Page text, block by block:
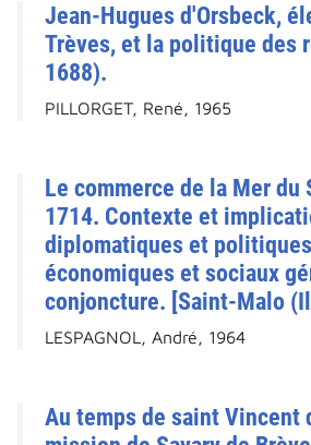
Jean-Hugues d'Orsbeck,
Trèves, et la politique des
1688).
PILLORGET, René, 1965
Le commerce de la Mer du
1714. Contexte et
diplomatiques et
économiques et sociaux
conjoncture. [Saint-Malo
LESPAGNOL, André, 1964
Au temps de saint Vincent